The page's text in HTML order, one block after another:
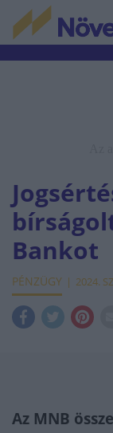
Bankot
PÉNZÜGY 2024.
Az MNB